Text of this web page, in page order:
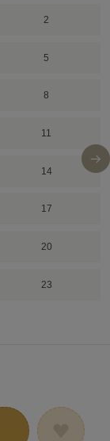
2
5
8
11
14
17
20
23